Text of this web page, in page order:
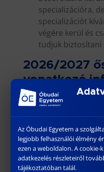
specializációra,
specializációt
végére kerül és
tudjuk biztosítani
2026/2027
vonatkozó
határidők
F-tanterv esetén
Az Óbudai Egyetem a
legjobb felhasználói élmény
ezen a weboldalon. A cookie-
adatkezelés részleteiről
tájékoztatóban talál.